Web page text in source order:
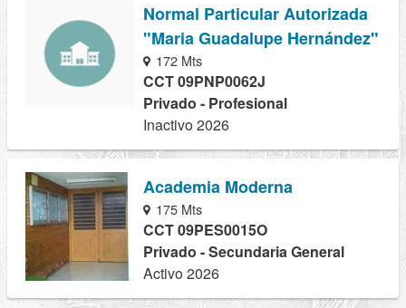
Normal Particular Autorizada
"Maria Guadalupe Hernández"
172 Mts
CCT 09PNP0062J
Privado - Profesional
Inactivo 2026
Academia Moderna
175 Mts
CCT 09PES0015O
Privado - Secundaria General
Activo 2026